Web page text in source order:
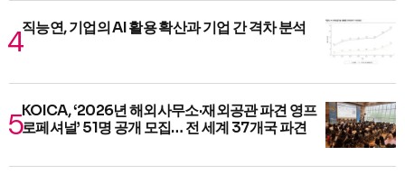
직능연, 기업의 AI 활용 확산과 기업 간 격차 분석
KOICA, ‘2026년 해외사무소·재외공관 파견 영프
로페셔널’ 51명 공개 모집… 전 세계 37개국 파견